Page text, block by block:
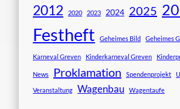
2012 2020 2023 2024 2025
Festheft Geheimes Bild Geheimes
Karneval Greven Kinderkarneval Greven
News Proklamation Spendenprojekt
Veranstaltung Wagenbau Wagentaufe